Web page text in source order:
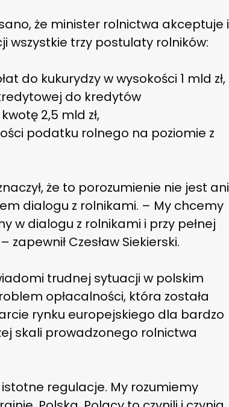
że minister rolnictwa akceptuje i
wszystkie trzy postulaty rolników:
do kukurydzy w wysokości 1 mld zł,
do kredytów
2,5 mld zł,
podatku rolnego na poziomie z
że to porozumienie nie jest ani
dialogu z rolnikami. – My chcemy
w dialogu z rolnikami i przy pełnej
Czesław Siekierski.
trudnej sytuacji w polskim
opłacalności, która została
rynku europejskiego dla bardzo
skali prowadzonego rolnictwa
regulacje. My rozumiemy